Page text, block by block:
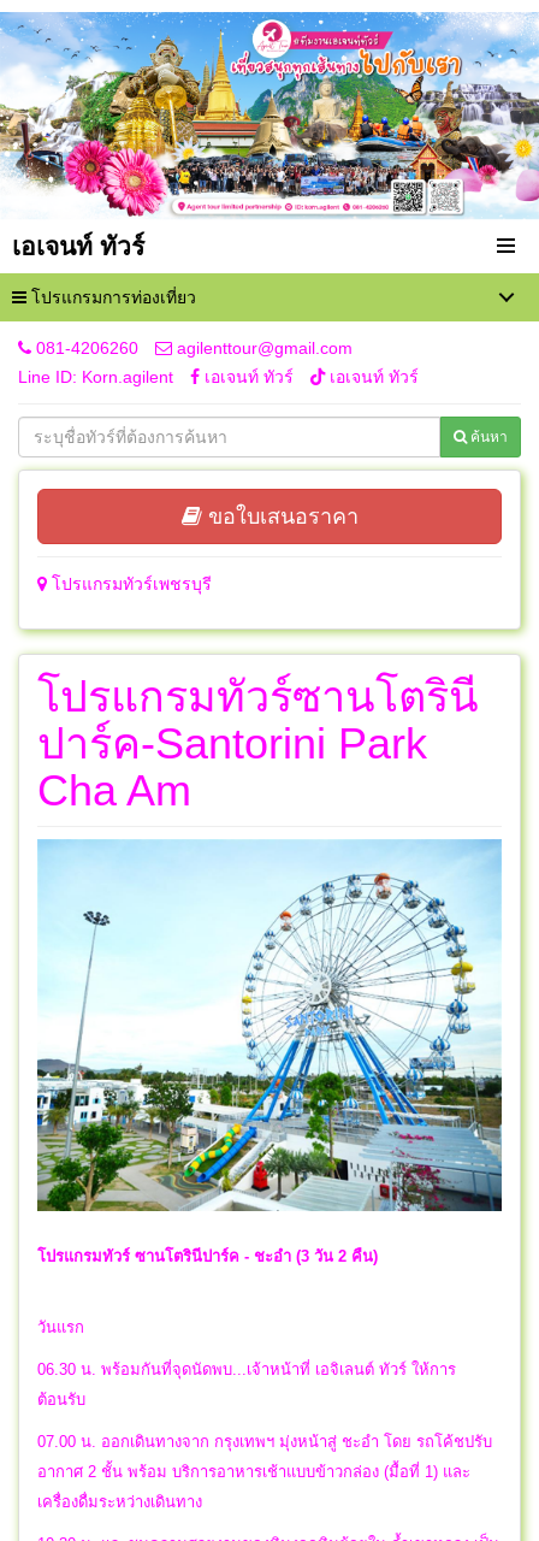
เอเจนท์ ทัวร์
โปรแกรมการท่องเที่ยว
081-4206260
agilenttour@gmail.com
Line ID: Korn.agilent
เอเจนท์ ทัวร์ เอเจนท์ ทัวร์
ค้นหา
ขอใบเสนอราคา
โปรแกรมทัวร์เพชรบุรี
โปรแกรมทัวร์ซานโตรินี
ปาร์ค-Santorini Park
Cha Am
โปรแกรมทัวร์ ซานโตรินีปาร์ค - ชะอำ (3 วัน 2 คืน)
วันแรก
06.30 น. พร้อมกันที่จุดนัดพบ...เจ้าหน้าที่ เอจิเลนต์ ทัวร์ ให้การ
ต้อนรับ
07.00 น. ออกเดินทางจาก กรุงเทพฯ มุ่งหน้าสู่ ชะอำ โดย รถโค้ชปรับ
อากาศ 2 ชั้น พร้อม บริการอาหารเช้าแบบข้าวกล่อง (มื้อที่ 1) และ
เครื่องดื่มระหว่างเดินทาง